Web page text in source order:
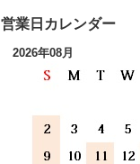
営業日カレンダー
2026年08月